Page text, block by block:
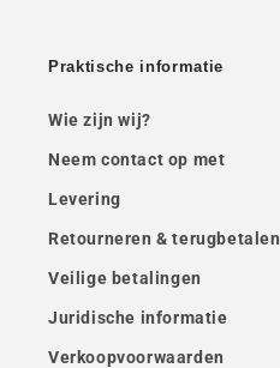
Praktische informatie
Wie zijn wij?
Neem contact op met
Levering
Retourneren & terugbetalen
Veilige betalingen
Juridische informatie
Verkoopvoorwaarden